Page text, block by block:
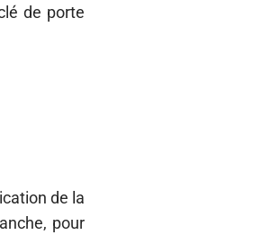
de porte
de la
pour